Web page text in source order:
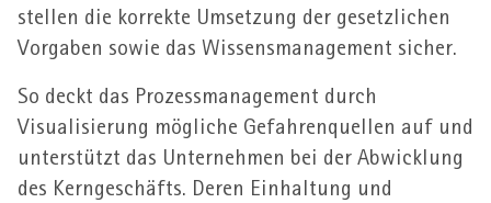
stellen die korrekte Umsetzung der gesetzlichen
Vorgaben sowie das Wissens­management sicher.
So deckt das Prozess­management durch
Visualisierung mögliche Gefahren­quellen auf und
unterstützt das Unter­nehmen bei der Abwicklung
des Kern­geschäfts. Deren Einhaltung und